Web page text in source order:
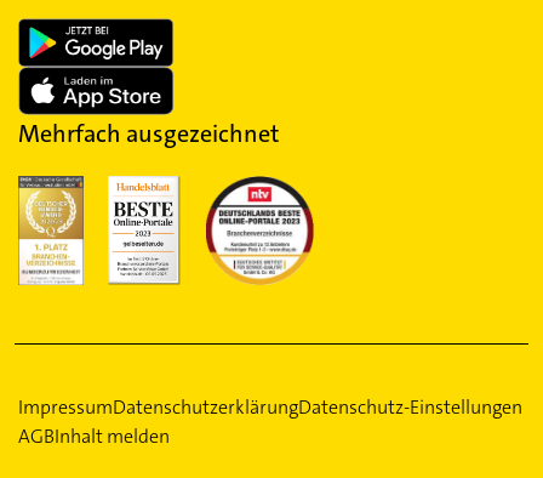
Mehrfach ausgezeichnet
ImpressumDatenschutzerklärungDatenschutz-Einstellungen
AGBInhalt melden